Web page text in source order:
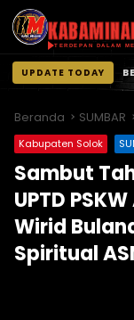
TERDEPAN DALAM
UPDATE TODAY
konten
Beranda SUMBAR
Kabupaten Solok
Sambut
UPTD
Wirid
Spiritual